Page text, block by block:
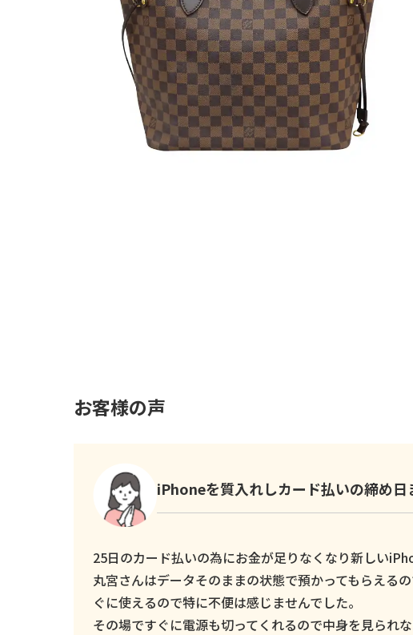
お客様の声
iPhoneを質入れしカード払いの締め日
25日のカード払いの為にお金が足りなくなり新しい
丸宮さんはデータそのままの状態で預かってもらえる
ぐに使えるので特に不便は感じませんでした。
その場ですぐに電源も切ってくれるので中身を見られ